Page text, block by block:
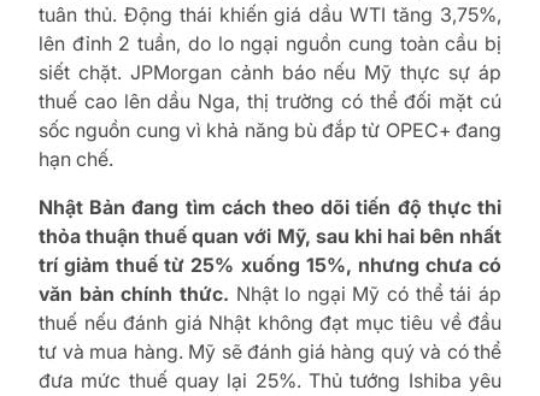
tuân thủ. Động thái khiến giá dầu WTI tăng 3,75%,
lên đỉnh 2 tuần, do lo ngại nguồn cung toàn cầu bị
siết chặt. JPMorgan cảnh báo nếu Mỹ thực sự áp
thuế cao lên dầu Nga, thị trường có thể đối mặt cú
sốc nguồn cung vì khả năng bù đắp từ OPEC+ đang
hạn chế.
Nhật Bản đang tìm cách theo dõi tiến độ thực thi
thỏa thuận thuế quan với Mỹ, sau khi hai bên nhất
trí giảm thuế từ 25% xuống 15%, nhưng chưa có
văn bản chính thức. Nhật lo ngại Mỹ có thể tái áp
thuế nếu đánh giá Nhật không đạt mục tiêu về đầu
tư và mua hàng. Mỹ sẽ đánh giá hàng quý và có thể
đưa mức thuế quay lại 25%. Thủ tướng Ishiba yêu